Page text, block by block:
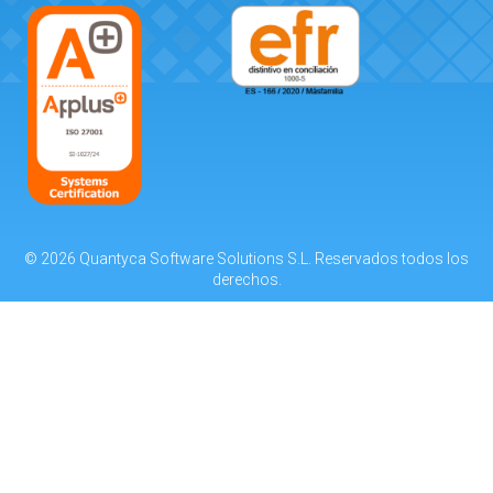
© 2026 Quantyca Software Solutions S.L. Reservados todos los
derechos.